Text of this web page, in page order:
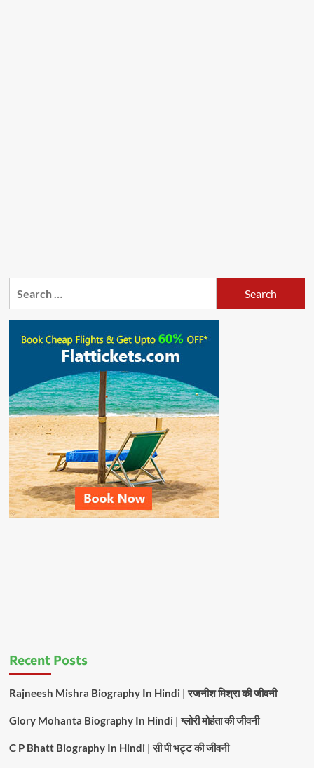
Recent Posts
Rajneesh Mishra Biography In Hindi | रजनीश मिश्रा की जीवनी
Glory Mohanta Biography In Hindi | ग्लोरी मोहंता की जीवनी
C P Bhatt Biography In Hindi | सी पी भट्ट की जीवनी